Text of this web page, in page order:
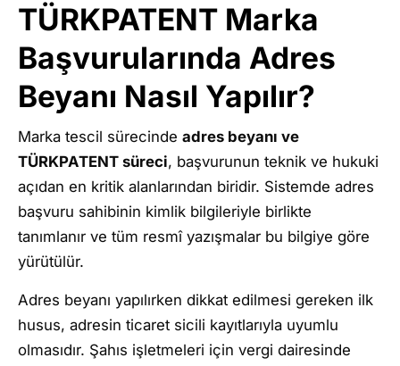
TÜRKPATENT Marka
Başvurularında Adres
Beyanı Nasıl Yapılır?
Marka tescil sürecinde adres beyanı ve
TÜRKPATENT süreci, başvurunun teknik ve hukuki
açıdan en kritik alanlarından biridir. Sistemde adres
başvuru sahibinin kimlik bilgileriyle birlikte
tanımlanır ve tüm resmî yazışmalar bu bilgiye göre
yürütülür.
Adres beyanı yapılırken dikkat edilmesi gereken ilk
husus, adresin ticaret sicili kayıtlarıyla uyumlu
olmasıdır. Şahıs işletmeleri için vergi dairesinde